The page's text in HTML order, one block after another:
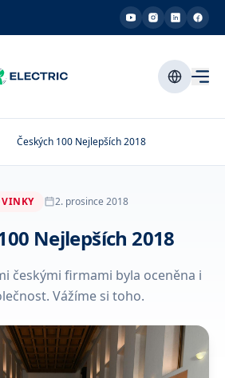
Českých 100 Nejlepších 2018
2. prosince 2018
Nejlepších 2018
českými firmami byla oceněna i
Vážíme si toho.